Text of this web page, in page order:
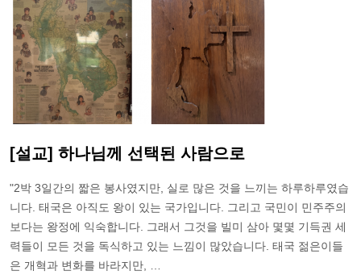
[설교] 하나님께 선택된 사람으로
"2박 3일간의 짧은 봉사였지만, 실로 많은 것을 느끼는 하루하루였습
니다. 태국은 아직도 왕이 있는 국가입니다. 그리고 국민이 민주주의
보다는 왕정에 익숙합니다. 그래서 그것을 빌미 삼아 몇몇 기득권 세
력들이 모든 것을 독식하고 있는 느낌이 많았습니다. 태국 젊은이들
은 개혁과 변화를 바라지만, …